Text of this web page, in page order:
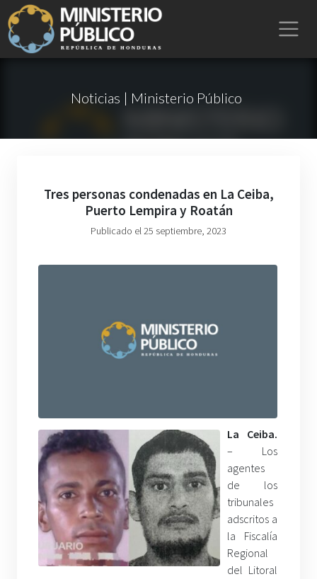
Noticias | Ministerio Público
Tres personas condenadas en La Ceiba,
Puerto Lempira y Roatán
Publicado el 25 septiembre, 2023
La Ceiba.
– Los
agentes
de los
tribunales
adscritos a
la Fiscalía
Regional
del Litoral